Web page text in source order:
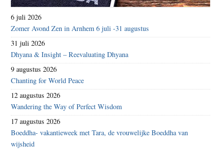
6 juli 2026
Zomer Avond Zen in Arnhem 6 juli -31 augustus
31 juli 2026
Dhyana & Insight – Reevaluating Dhyana
9 augustus 2026
Chanting for World Peace
12 augustus 2026
Wandering the Way of Perfect Wisdom
17 augustus 2026
Boeddha- vakantieweek met Tara, de vrouwelijke Boeddha van
wijsheid